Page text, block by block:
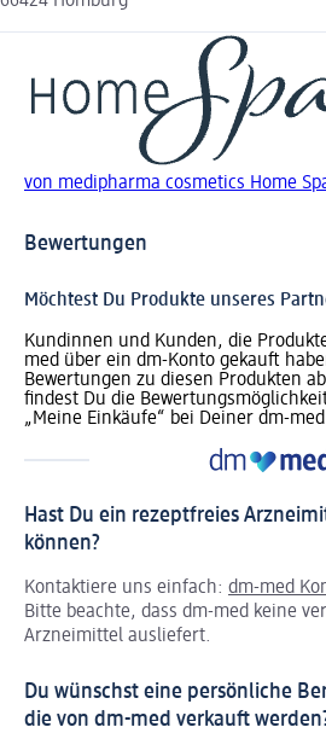
von medipharma cosmetics Home
Bewertungen
Möchtest Du Produkte unseres
Kundinnen und Kunden, die
med über ein dm-Konto gekauft
Bewertungen zu diesen Produkten
findest Du die
„Meine Einkäufe“ bei Deiner dm-
Hast Du ein rezeptfreies
können?
Kontaktiere uns einfach: dm-med
Bitte beachte, dass dm-med keine
Arzneimittel ausliefert.
Du wünschst eine persönliche
die von dm-med verkauft